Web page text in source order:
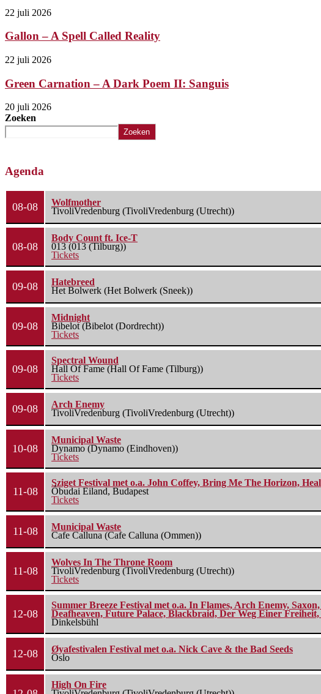
22 juli 2026
Gallon – A Spell Called Reality
22 juli 2026
Green Carnation – A Dark Poem II: Sanguis
20 juli 2026
Zoeken
Zoeken
Agenda
08-08
Wolfmother
TivoliVredenburg (TivoliVredenburg (Utrecht))
08-08
Body Count ft. Ice-T
013 (013 (Tilburg))
Tickets
09-08
Hatebreed
Het Bolwerk (Het Bolwerk (Sneek))
09-08
Midnight
Bibelot (Bibelot (Dordrecht))
Tickets
09-08
Spectral Wound
Hall Of Fame (Hall Of Fame (Tilburg))
Tickets
09-08
Arch Enemy
TivoliVredenburg (TivoliVredenburg (Utrecht))
10-08
Municipal Waste
Dynamo (Dynamo (Eindhoven))
Tickets
11-08
Sziget Festival met o.a. John Coffey, Bring Me The Horizon,
Óbudai Eiland, Budapest
Tickets
11-08
Municipal Waste
Cafe Calluna (Cafe Calluna (Ommen))
11-08
Wolves In The Throne Room
TivoliVredenburg (TivoliVredenburg (Utrecht))
Tickets
12-08
Summer Breeze Festival met o.a. In Flames, Arch Enemy,
Deafheaven, Future Palace, Blackbraid, Der Weg Einer
Dinkelsbühl
12-08
Øyafestivalen Festival met o.a. Nick Cave & the Bad Seeds
Oslo
High On Fire